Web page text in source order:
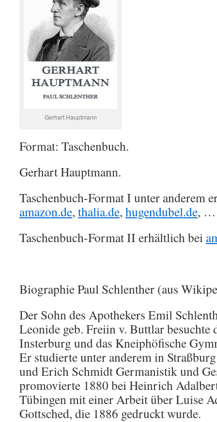
Gerhart Hauptmann
Format: Taschenbuch.
Gerhart Hauptmann.
Taschenbuch-Format I unter anderem
amazon.de, thalia.de, hugendubel.de, …
Taschenbuch-Format II erhältlich bei
Biographie Paul Schlenther (aus
Der Sohn des Apothekers Emil
Leonide geb. Freiin v. Buttlar besuchte
Insterburg und das Kneiphöfische
Er studierte unter anderem in
und Erich Schmidt Germanistik und
promovierte 1880 bei Heinrich
Tübingen mit einer Arbeit über Luise
Gottsched, die 1886 gedruckt wurde.